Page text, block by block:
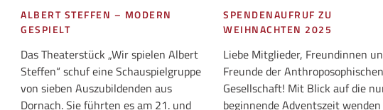
ALBERT STEFFEN – MODERN
GESPIELT
Das Theaterstück „Wir spielen Albert
Steffen“ schuf eine Schauspielgruppe
von sieben Auszubildenden aus
Dornach. Sie führten es am 21. und
SPENDENAUFRUF ZU
WEIHNACHTEN 2025
Liebe Mitglieder, Freundinnen
Freunde der Anthroposophischen
Gesellschaft! Mit Blick auf die
beginnende Adventszeit